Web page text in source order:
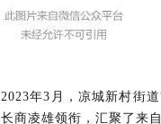
2023年3月，凉城新村街
长商凌雄领衔，汇聚了来